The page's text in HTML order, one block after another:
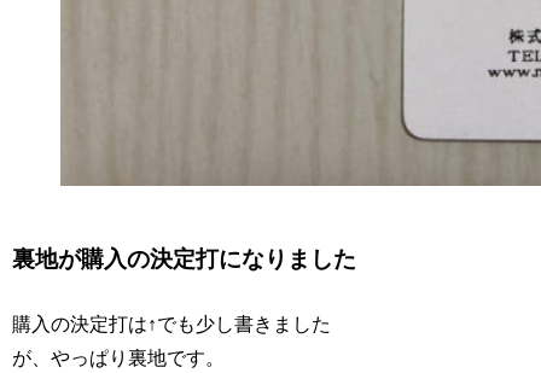
裏地が購入の決定打になりました
購入の決定打は↑でも少し書きました
が、やっぱり裏地です。